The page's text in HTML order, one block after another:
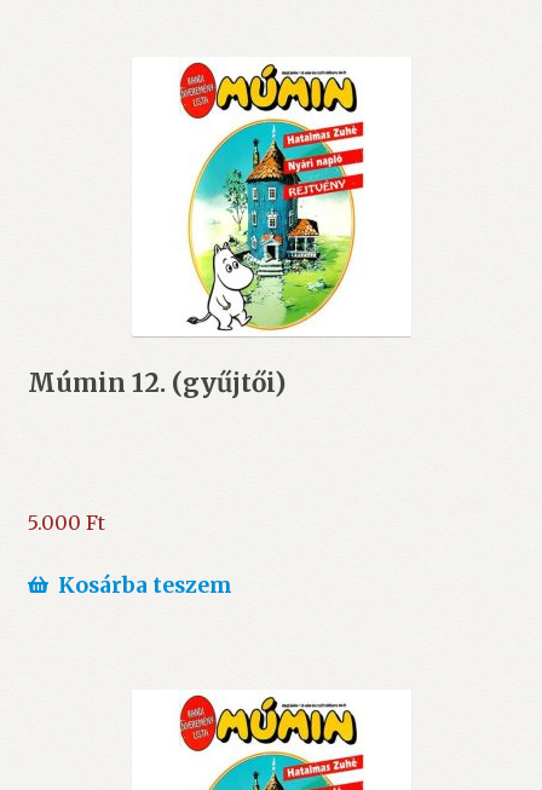
Múmin 12. (gyűjtői)
5.000 Ft
Kosárba teszem